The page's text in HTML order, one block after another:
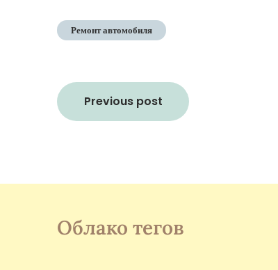
Ремонт автомобиля
Навигация
по
Previous post
Облако тегов